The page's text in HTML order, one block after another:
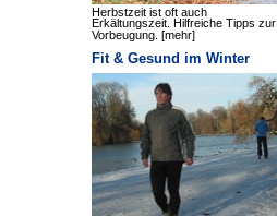
Herbstzeit ist oft auch
Erkältungszeit. Hilfreiche Tipps zur
Vorbeugung. [mehr]
Fit & Gesund im Winter